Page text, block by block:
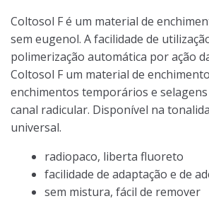
Coltosol F é um material de
sem eugenol. A facilidade de
polimerização automática por ação
Coltosol F um material de
enchimentos temporários e
canal radicular. Disponível na
universal.
radiopaco, liberta fluoreto
facilidade de adaptação e de
sem mistura, fácil de remover